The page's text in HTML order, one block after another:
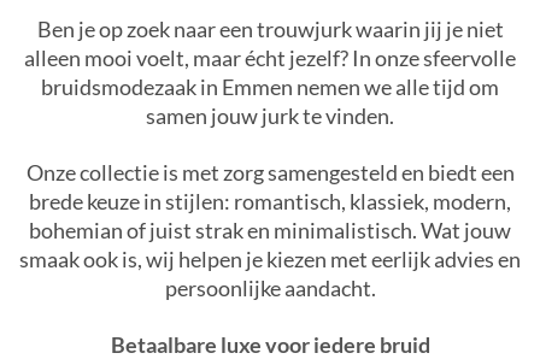
Ben je op zoek naar een trouwjurk waarin jij je niet
alleen mooi voelt, maar écht jezelf? In onze sfeervolle
bruidsmodezaak in Emmen nemen we alle tijd om
samen jouw jurk te vinden.
Onze collectie is met zorg samengesteld en biedt een
brede keuze in stijlen: romantisch, klassiek, modern,
bohemian of juist strak en minimalistisch. Wat jouw
smaak ook is, wij helpen je kiezen met eerlijk advies en
persoonlijke aandacht.
Betaalbare luxe voor iedere bruid